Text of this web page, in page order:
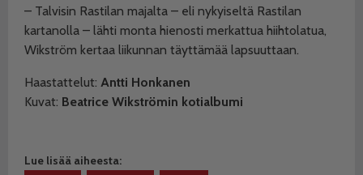
– Talvisin Rastilan majalta – eli nykyiseltä Rastilan
kartanolla – lähti monta hienosti merkattua hiihtolatua,
Wikström kertaa liikunnan täyttämää lapsuuttaan.
Haastattelut: Antti Honkanen
Kuvat: Beatrice Wikströmin kotialbumi
Lue lisää aiheesta: